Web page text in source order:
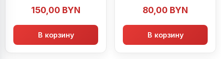
150,00 BYN
В корзину
80,00 BYN
В корзину